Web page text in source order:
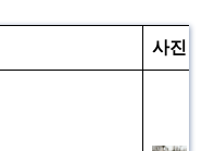
사진